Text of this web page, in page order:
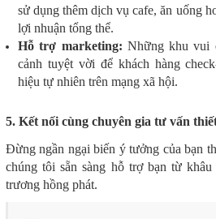
sử dụng thêm dịch vụ cafe, ăn uống
lợi nhuận tổng thể.
Hỗ trợ marketing: Những khu vui
cảnh tuyệt vời để khách hàng
hiệu tự nhiên trên mạng xã hội.
5. Kết nối cùng chuyên gia tư vấn
Đừng ngần ngại biến ý tưởng của bạn
chúng tôi sẵn sàng hỗ trợ bạn từ
trương hồng phát.